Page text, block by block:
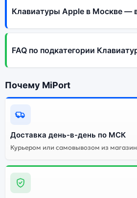
Клавиатуры Apple в Москве —
FAQ по подкатегории
Почему MiPort
Доставка день-в-день по МСК
Курьером или самовывозом из